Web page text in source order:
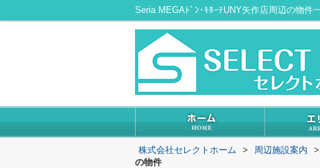
株式会社セレクトホーム > 周辺施設案内 >
の物件